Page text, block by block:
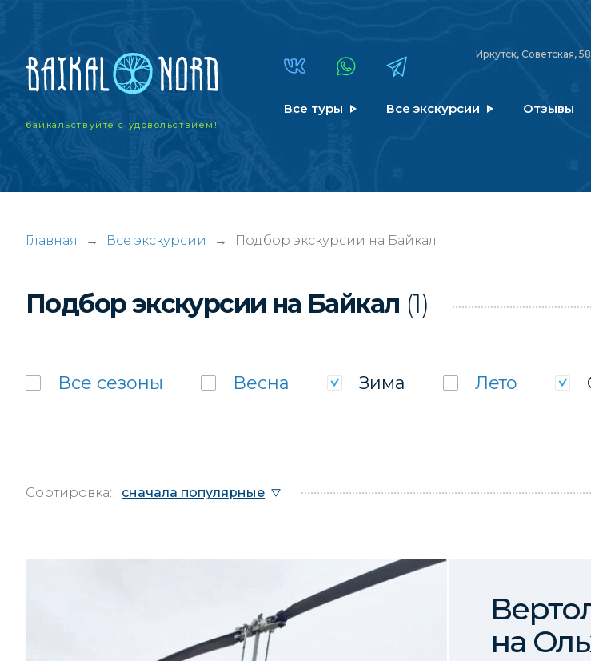
байкальствуйтес удовольствием!
Иркутск, Советская,
Все туры Все экскурсии Отзывы
Главная → Все экскурсии → Подбор экскурсии на Байкал
Подбор экскурсии на Байкал (1)
Все сезоны Весна Зима Лето
Сортировка: сначала популярные
на